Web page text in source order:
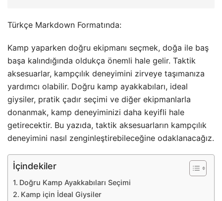
Türkçe Markdown Formatında:
Kamp yaparken doğru ekipmanı seçmek, doğa ile baş
başa kalındığında oldukça önemli hale gelir. Taktik
aksesuarlar, kampçılık deneyimini zirveye taşımanıza
yardımcı olabilir. Doğru kamp ayakkabıları, ideal
giysiler, pratik çadır seçimi ve diğer ekipmanlarla
donanmak, kamp deneyiminizi daha keyifli hale
getirecektir. Bu yazıda, taktik aksesuarların kampçılık
deneyimini nasıl zenginleştirebileceğine odaklanacağız.
İçindekiler
Doğru Kamp Ayakkabıları Seçimi
Kamp için İdeal Giysiler